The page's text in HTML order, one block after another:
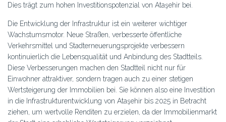
Dies trägt zum hohen Investitionspotenzial von Ataşehir bei.
Die Entwicklung der Infrastruktur ist ein weiterer wichtiger
Wachstumsmotor. Neue Straßen, verbesserte öffentliche
Verkehrsmittel und Stadterneuerungsprojekte verbessern
kontinuierlich die Lebensqualität und Anbindung des Stadtteils.
Diese Verbesserungen machen den Stadtteil nicht nur für
Einwohner attraktiver, sondern tragen auch zu einer stetigen
Wertsteigerung der Immobilien bei. Sie können also eine Investition
in die Infrastrukturentwicklung von Ataşehir bis 2025 in Betracht
ziehen, um wertvolle Renditen zu erzielen, da der Immobilienmarkt